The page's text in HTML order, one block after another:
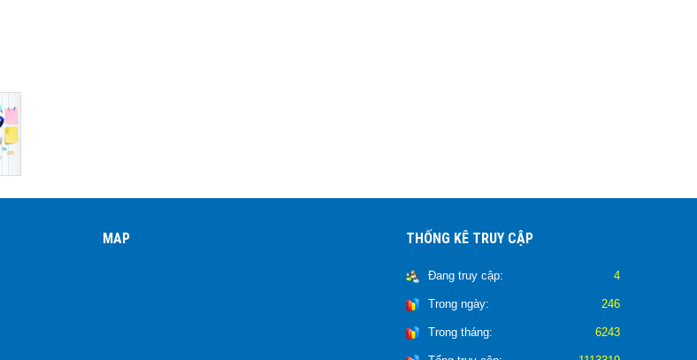
MAP THỐNG KÊ TRUY CẬP
Đang truy cập: 4
Trong ngày: 246
Trong tháng: 6243